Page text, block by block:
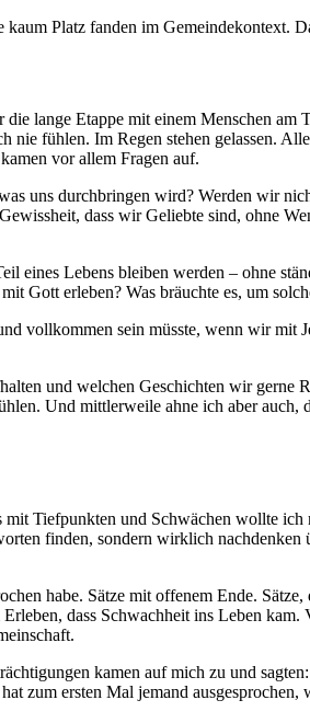
Platz fanden im Gemeindekontext.
lange Etappe mit einem Menschen
nie fühlen. Im Regen stehen gelassen.
vor allem Fragen auf.
uns durchbringen wird? Werden wir
dass wir Geliebte sind, ohne
Lebens bleiben werden – ohne
Gott erleben? Was bräuchte es, um
vollkommen sein müsste, wenn wir mit
und welchen Geschichten wir gerne
Und mittlerweile ahne ich aber auch,
Tiefpunkten und Schwächen wollte
finden, sondern wirklich
habe. Sätze mit offenem Ende.
dass Schwachheit ins Leben
kamen auf mich zu und
zum ersten Mal jemand